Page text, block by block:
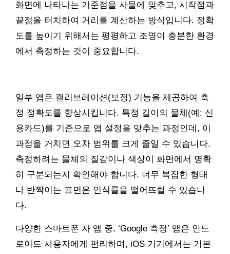
화면에 나타나는 기준점을 사물에 맞추고, 시작점과
끝점을 터치하여 거리를 계산하는 방식입니다. 정확
도를 높이기 위해서는 평평하고 조명이 충분한 환경
에서 측정하는 것이 중요합니다.
일부 앱은 캘리브레이션(보정) 기능을 제공하여 측
정 정확도를 향상시킵니다. 특정 길이의 물체(예: 신
용카드)를 기준으로 앱 설정을 맞추는 과정인데, 이
과정을 거치면 오차 범위를 크게 줄일 수 있습니다.
측정하려는 물체의 질감이나 색상이 화면에서 명확
히 구분되는지 확인해야 합니다. 너무 복잡한 형태
나 반짝이는 표면은 인식률을 떨어뜨릴 수 있습니
다.
다양한 스마트폰 자 앱 중, ‘Google 측정’ 앱은 안드
로이드 사용자에게 편리하며, iOS 기기에서는 기본